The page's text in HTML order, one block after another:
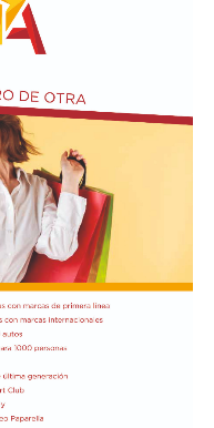
38 años de la
de Necochea,
Quequén.
habían muerto
subido a su
donde se hallaban
resultó letal: sólo
lugar donde velaron
el arco político de
de jóvenes que
el peronismo, bajo
conductor. Y el